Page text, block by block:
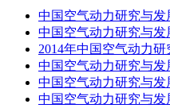
中国空气动力研究与
中国空气动力研究与发
2014年中国空气动力
中国空气动力研究与发
中国空气动力研究与发
中国空气动力研究与发